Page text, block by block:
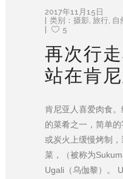
2017年11月15日
类别： 摄影 旅行 自
5
再次行
站在肯
肯尼亚人喜爱肉食
的菜肴之一，简单的
或炭火上缓慢烤制
菜，（被称为
Ugali（乌伽黎）。